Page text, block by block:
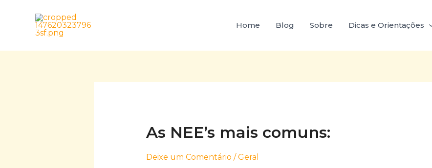
Home Blog Sobre Dicas e Orientações
As NEE’s mais comuns:
Deixe um Comentário /Geral